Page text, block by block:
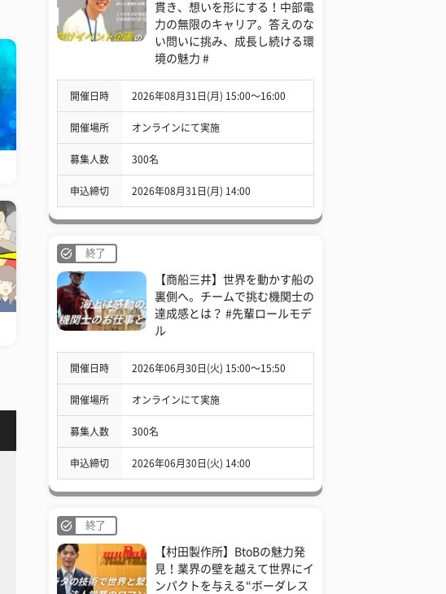
貫き、想いを形にする！中部電
力の無限のキャリア。答えのな
い問いに挑み、成長し続ける環
境の魅力 #
開催日時 2026年08月31日(月) 15:00〜16:00
開催場所 オンラインにて実施
募集人数 300名
申込締切 2026年08月31日(月) 14:00
終了
【商船三井】世界を動かす船の
裏側へ。チームで挑む機関士の
達成感とは？ #先輩ロールモデ
ル
開催日時 2026年06月30日(火) 15:00〜15:50
開催場所 オンラインにて実施
募集人数 300名
申込締切 2026年06月30日(火) 14:00
終了
【村田製作所】BtoBの魅力発
見！業界の壁を越えて世界にイ
ンパクトを与える“ボーダレス